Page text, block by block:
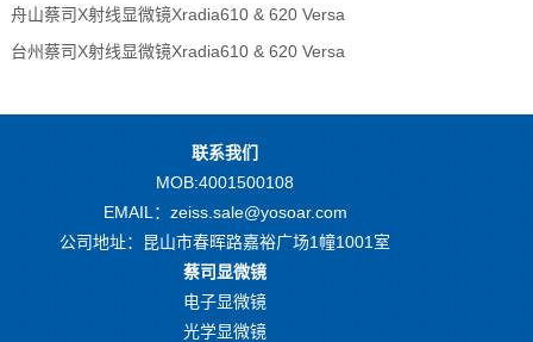
舟山蔡司X射线显微镜Xradia610 & 620 Versa
台州蔡司X射线显微镜Xradia610 & 620 Versa
联系我们
MOB:4001500108
EMAIL：zeiss.sale@yosoar.com
公司地址：昆山市春晖路嘉裕广场1幢1001室
蔡司显微镜
电子显微镜
光学显微镜